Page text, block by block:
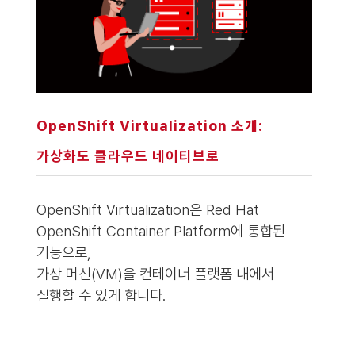
OpenShift Virtualization 소개:
가상화도 클라우드 네이티브로
OpenShift Virtualization은 Red Hat
OpenShift Container Platform에 통합된
기능으로,
가상 머신(VM)을 컨테이너 플랫폼 내에서
실행할 수 있게 합니다.